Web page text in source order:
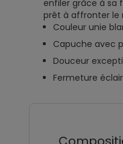
enfiler grâce à sa
prêt à affronter le
Couleur unie
Capuche avec
Douceur
Fermeture